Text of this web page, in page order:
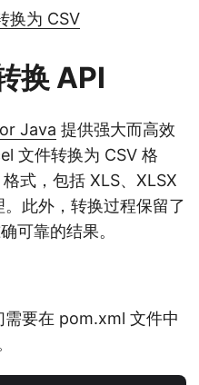
换为 CSV
换 API
Java 提供强大而高效
文件转换为 CSV 格
式，包括 XLS、XLSX
此外，转换过程保留了
可靠的结果。
要在 pom.xml 文件中